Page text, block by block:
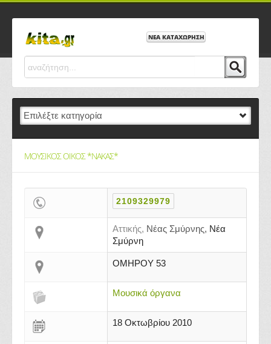
ΝΕΑ ΚΑΤΑΧΩΡΗΣΗ
ΜΟΥΣΙΚΟΣ ΟΙΚΟΣ *ΝΑΚΑΣ*
2109329979
Αττικής, Νέας Σμύρνης, Νέα
Σμύρνη
ΟΜΗΡΟΥ 53
Μουσικά όργανα
18 Οκτωβρίου 2010